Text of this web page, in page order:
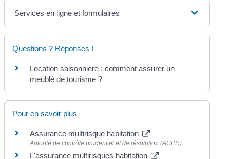
Services en ligne et formulaires
Questions ? Réponses !
Location saisonnière : comment assurer un
meublé de tourisme ?
Pour en savoir plus
Assurance multirisque habitation
Autorité de contrôle prudentiel et de résolution (ACPR)
L'assurance multirisques habitation